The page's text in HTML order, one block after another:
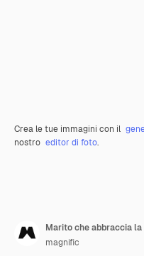
Crea le tue immagini con il
nostro editor di foto.
Marito che abbraccia
magnific